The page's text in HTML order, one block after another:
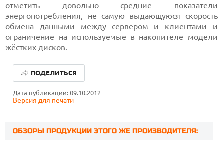
отметить довольно средние показатели
энергопотребления, не самую выдающуюся скорость
обмена данными между сервером и клиентами и
ограничение на используемые в накопителе модели
жёстких дисков.
Дата публикации: 09.10.2012
Версия для печати
ПОДЕЛИТЬСЯ
ОБЗОРЫ ПРОДУКЦИИ ЭТОГО ЖЕ ПРОИЗВОДИТЕЛЯ: